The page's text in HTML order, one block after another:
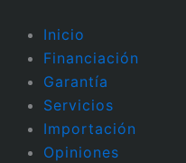
Inicio
Financiación
Garantía
Servicios
Importación
Opiniones